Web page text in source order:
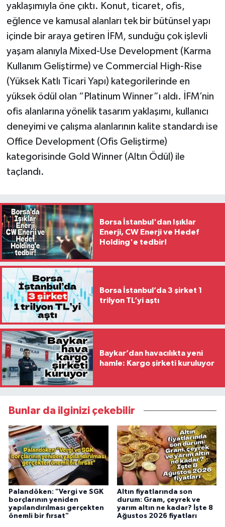
yaklaşımıyla öne çıktı. Konut, ticaret, ofis,
eğlence ve kamusal alanları tek bir bütünsel yapı
içinde bir araya getiren İFM, sunduğu çok işlevli
yaşam alanıyla Mixed-Use Development (Karma
Kullanım Geliştirme) ve Commercial High-Rise
(Yüksek Katlı Ticari Yapı) kategorilerinde en
yüksek ödül olan “Platinum Winner”ı aldı. İFM’nin
ofis alanlarına yönelik tasarım yaklaşımı, kullanıcı
deneyimi ve çalışma alanlarının kalite standardı ise
Office Development (Ofis Geliştirme)
kategorisinde Gold Winner (Altın Ödül) ile
taçlandı.
Borsa İstanbul'dan Işıklar
Enerji, CW Enerji ve Hedef
Holding'e tedbir!
Borsa İstanbul’da 3 şirket 1
trilyon TL’yi aştı
Baykar’dan havacılıkta yeni
hamle: Kargo şirketi kuruluyor
Bunlar da ilginizi çekebilir
Palandöken: "Vergi ve SGK
borçlarının yeniden
yapılandırılması gerçekten
önemli bir fırsat"
Altın fiyatlarında son
durum: Gram, çeyrek ve
yarım altın ne kadar? İşte 8
Ağustos 2026 fiyatları